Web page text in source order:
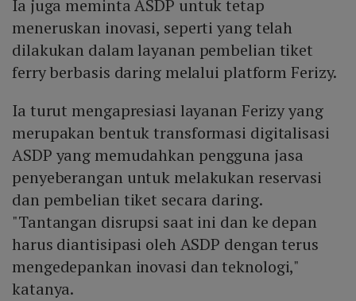
Ia juga meminta ASDP untuk tetap
meneruskan inovasi, seperti yang telah
dilakukan dalam layanan pembelian tiket
ferry berbasis daring melalui platform Ferizy.
Ia turut mengapresiasi layanan Ferizy yang
merupakan bentuk transformasi digitalisasi
ASDP yang memudahkan pengguna jasa
penyeberangan untuk melakukan reservasi
dan pembelian tiket secara daring.
"Tantangan disrupsi saat ini dan ke depan
harus diantisipasi oleh ASDP dengan terus
mengedepankan inovasi dan teknologi,"
katanya.